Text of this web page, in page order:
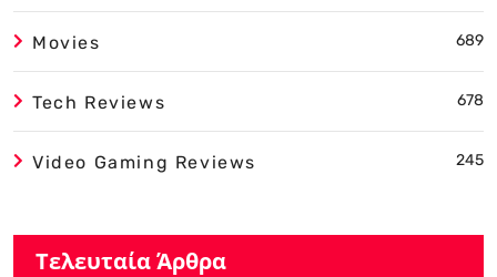
Movies 689
Tech Reviews 678
Video Gaming Reviews 245
Τελευταία Άρθρα